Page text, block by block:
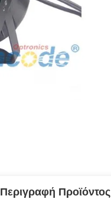
Περιγραφή Προϊόντος